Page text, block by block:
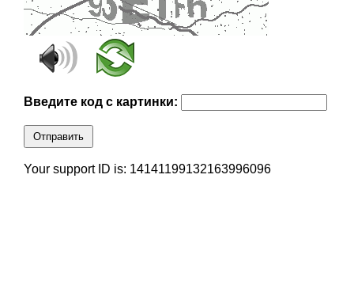
Введите код с картинки:
Отправить
Your support ID is: 14141199132163996096